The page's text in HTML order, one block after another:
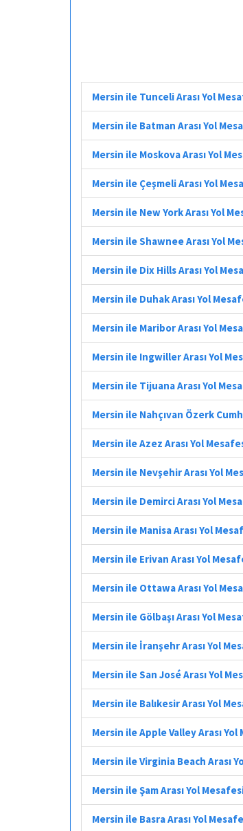
Mersin ile Tunceli Arası Yol
Mersin ile Batman Arası Yol
Mersin ile Moskova Arası Yol
Mersin ile Çeşmeli Arası Yol
Mersin ile New York Arası Yol
Mersin ile Shawnee Arası Yol
Mersin ile Dix Hills Arası Yol
Mersin ile Duhak Arası Yol
Mersin ile Maribor Arası Yol
Mersin ile Ingwiller Arası Yol
Mersin ile Tijuana Arası Yol
Mersin ile Nahçıvan Özerk
Mersin ile Azez Arası Yol
Mersin ile Nevşehir Arası Yol
Mersin ile Demirci Arası Yol
Mersin ile Manisa Arası Yol
Mersin ile Erivan Arası Yol
Mersin ile Ottawa Arası Yol
Mersin ile Gölbaşı Arası Yol
Mersin ile İranşehr Arası Yol
Mersin ile San José Arası Yol
Mersin ile Balıkesir Arası Yol
Mersin ile Apple Valley Arası
Mersin ile Virginia Beach Arası
Mersin ile Şam Arası Yol
Mersin ile Basra Arası Yol